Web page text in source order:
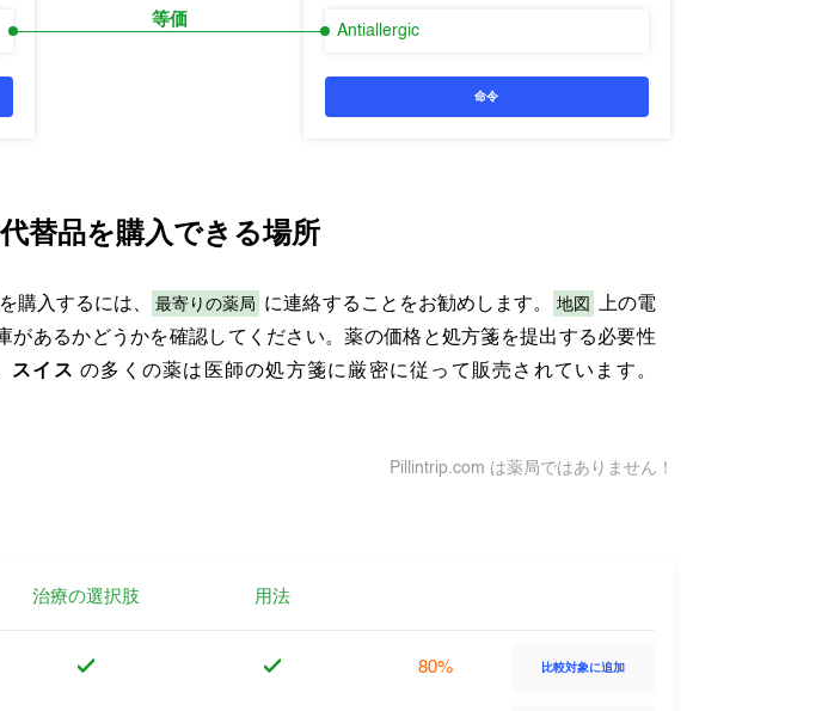
等価
Antiallergic
命令
替品を購入できる場所
購入するには、 最寄りの薬局 に連絡することをお勧めします。 地図 上の電
があるかどうかを確認してください。薬の価格と処方箋を提出する必要性
スイス の多くの薬は医師の処方箋に厳密に従って販売されています。
Pillintrip.com は薬局ではありません！
治療の選択肢 用法
80% 比較対象に追加